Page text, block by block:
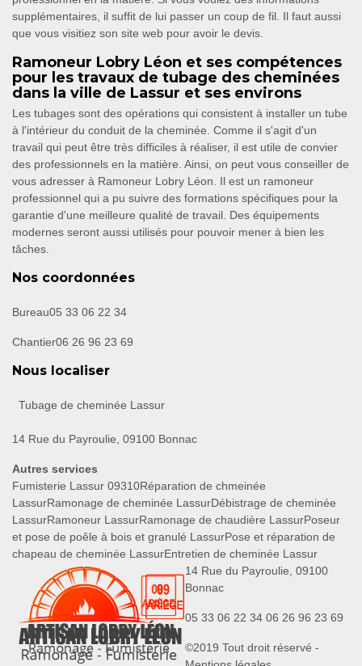
supplémentaires, il suffit de lui passer un coup de fil. Il faut aussi
que vous visitiez son site web pour avoir le devis.
Ramoneur Lobry Léon et ses compétences
pour les travaux de tubage des cheminées
dans la ville de Lassur et ses environs
Les tubages sont des opérations qui consistent à installer un tube
à l'intérieur du conduit de la cheminée. Comme il s'agit d'un
travail qui peut être très difficiles à réaliser, il est utile de convier
des professionnels en la matière. Ainsi, on peut vous conseiller de
vous adresser à Ramoneur Lobry Léon. Il est un ramoneur
professionnel qui a pu suivre des formations spécifiques pour la
garantie d'une meilleure qualité de travail. Des équipements
modernes seront aussi utilisés pour pouvoir mener à bien les
tâches.
Nos coordonnées
Bureau05 33 06 22 34
Chantier06 26 96 23 69
Nous localiser
Tubage de cheminée Lassur
14 Rue du Payroulie, 09100 Bonnac
Autres services
Fumisterie Lassur 09310Réparation de chmeinée
LassurRamonage de cheminée LassurDébistrage de cheminée
LassurRamoneur LassurRamonage de chaudière LassurPoseur
et pose de poêle à bois et granulé LassurPose et réparation de
chapeau de cheminée LassurEntretien de cheminée Lassur
14 Rue du Payroulie, 09100
Bonnac
05 33 06 22 34 06 26 96 23 69
©2019 Tout droit réservé -